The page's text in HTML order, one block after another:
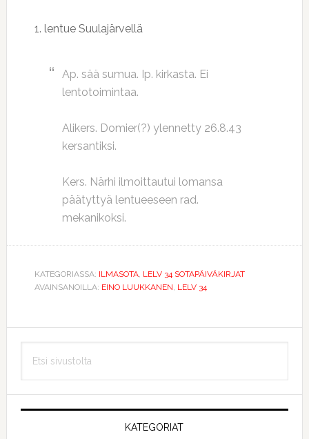
1. lentue Suulajärvellä
Ap. sää sumua. Ip. kirkasta. Ei
lentotoimintaa.
Alikers. Domier(?) ylennetty 26.8.43
kersantiksi.
Kers. Närhi ilmoittautui lomansa
päätyttyä lentueeseen rad.
mekanikoksi.
KATEGORIASSA: ILMASOTA, LELV 34 SOTAPÄIVÄKIRJAT
AVAINSANOILLA: EINO LUUKKANEN, LELV 34
Ensisijainen
sivupalkki
sivustolta
KATEGORIAT